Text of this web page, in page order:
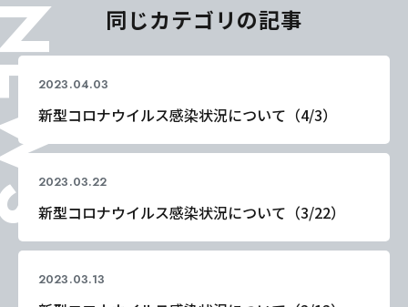
同じカテゴリの記事
2023.04.03
新型コロナウイルス感染状況について（4/3）
2023.03.22
新型コロナウイルス感染状況について（3/22）
2023.03.13